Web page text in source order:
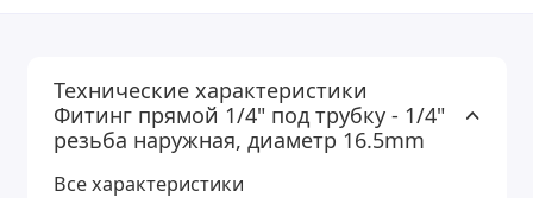
Технические характеристики
Фитинг прямой 1/4" под трубку - 1/4"
резьба наружная, диаметр 16.5mm
Все характеристики